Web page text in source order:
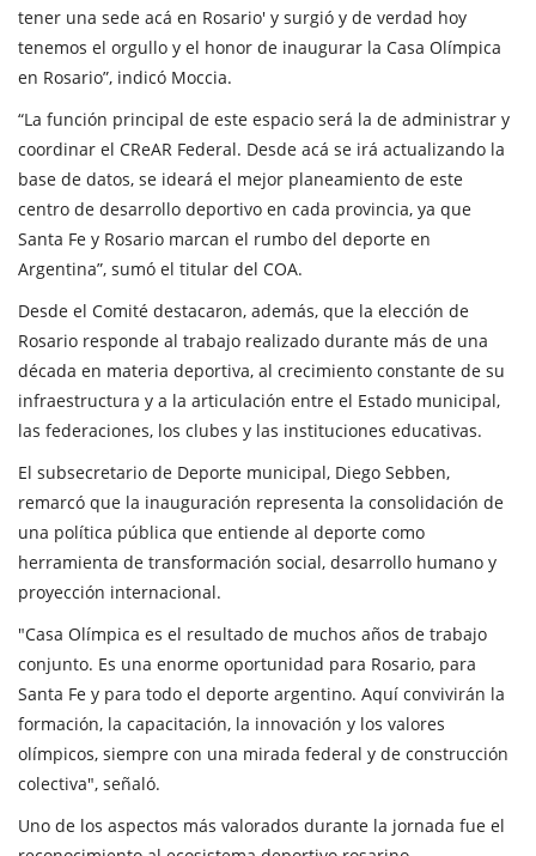
tener una sede acá en Rosario' y surgió y de verdad hoy
tenemos el orgullo y el honor de inaugurar la Casa Olímpica
en Rosario”, indicó Moccia.
“La función principal de este espacio será la de administrar y
coordinar el CReAR Federal. Desde acá se irá actualizando la
base de datos, se ideará el mejor planeamiento de este
centro de desarrollo deportivo en cada provincia, ya que
Santa Fe y Rosario marcan el rumbo del deporte en
Argentina”, sumó el titular del COA.
Desde el Comité destacaron, además, que la elección de
Rosario responde al trabajo realizado durante más de una
década en materia deportiva, al crecimiento constante de su
infraestructura y a la articulación entre el Estado municipal,
las federaciones, los clubes y las instituciones educativas.
El subsecretario de Deporte municipal, Diego Sebben,
remarcó que la inauguración representa la consolidación de
una política pública que entiende al deporte como
herramienta de transformación social, desarrollo humano y
proyección internacional.
"Casa Olímpica es el resultado de muchos años de trabajo
conjunto. Es una enorme oportunidad para Rosario, para
Santa Fe y para todo el deporte argentino. Aquí convivirán la
formación, la capacitación, la innovación y los valores
olímpicos, siempre con una mirada federal y de construcción
colectiva", señaló.
Uno de los aspectos más valorados durante la jornada fue el